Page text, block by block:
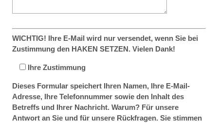
WICHTIG! Ihre E-Mail wird nur versendet, wenn Sie bei
Zustimmung den HAKEN SETZEN. Vielen Dank!
Ihre Zustimmung
Dieses Formular speichert Ihren Namen, Ihre E-Mail-
Adresse, Ihre Telefonnummer sowie den Inhalt des
Betreffs und Ihrer Nachricht. Warum? Für unsere
Antwort an Sie und für unsere Rückfragen. Sie stimmen